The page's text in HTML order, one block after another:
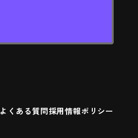
よくある質問採用情報ポリシー